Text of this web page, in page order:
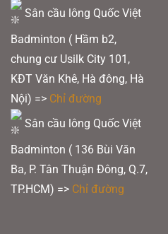
Sân cầu lông Quốc Việt
Badminton ( Hầm b2,
chung cư Usilk City 101,
KĐT Văn Khê, Hà đông, Hà
Nội) => Chỉ đường
Sân cầu lông Quốc Việt
Badminton ( 136 Bùi Văn
Ba, P. Tân Thuận Đông, Q.7,
TP.HCM) => Chỉ đường